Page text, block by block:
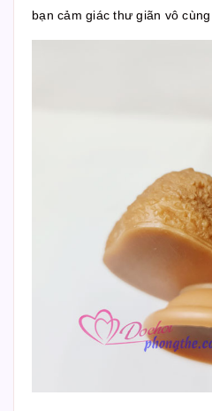
bạn cảm giác thư giãn vô cùng .